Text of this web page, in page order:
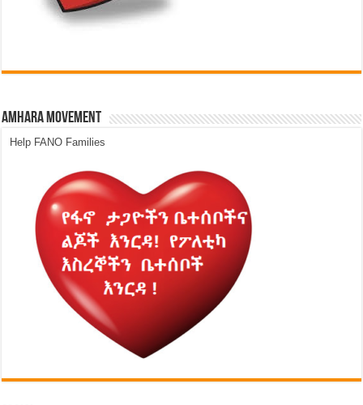
Amhara Movement
Help FANO Families